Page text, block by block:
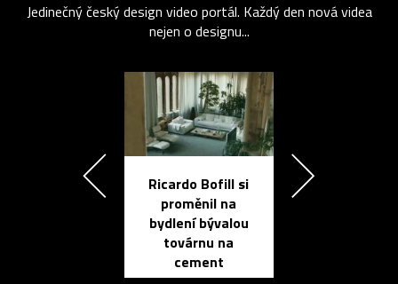
Jedinečný český design video portál. Každý den nová videa
nejen o designu...
Ricardo Bofill si
proměnil na
bydlení bývalou
továrnu na
cement